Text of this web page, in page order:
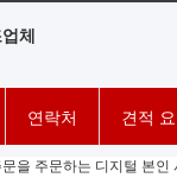
체
연락처 견적
을 주문하는 디지털 본